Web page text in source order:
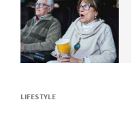
LIFESTYLE